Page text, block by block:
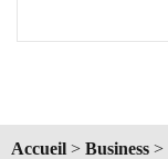
Accueil > Business >